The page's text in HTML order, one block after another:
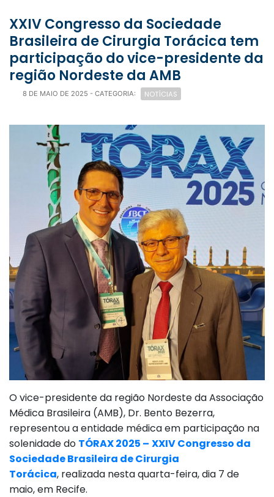
XXIV Congresso da Sociedade
Brasileira de Cirurgia Torácica tem
participação do vice-presidente da
região Nordeste da AMB
8 DE MAIO DE 2025 - CATEGORIA: NOTÍCIAS
O vice-presidente da região Nordeste da Associação
Médica Brasileira (AMB), Dr. Bento Bezerra,
representou a entidade médica em participação na
solenidade do TÓRAX 2025 – XXIV Congresso da
Sociedade Brasileira de Cirurgia
Torácica, realizada nesta quarta-feira, dia 7 de
maio, em Recife.